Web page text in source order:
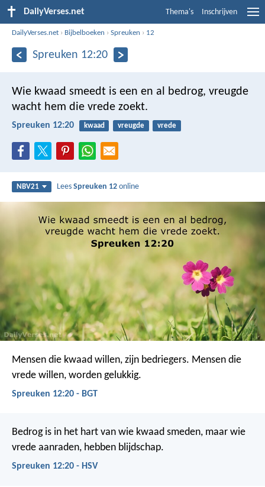
DailyVerses.net Thema's Inschrijven
DailyVerses.net › Bijbelboeken ›Spreuken › 12
Spreuken 12:20
Wie kwaad smeedt is een en al bedrog, vreugde
wacht hem die vrede zoekt.
Spreuken 12:20 kwaad vreugde vrede
NBV21 LeesSpreuken 12 online
Mensen die kwaad willen, zijn bedriegers. Mensen die
vrede willen, worden gelukkig.
Spreuken 12:20 - BGT
Bedrog is in het hart van wie kwaad smeden, maar wie
vrede aanraden, hebben blijdschap.
Spreuken 12:20 - HSV